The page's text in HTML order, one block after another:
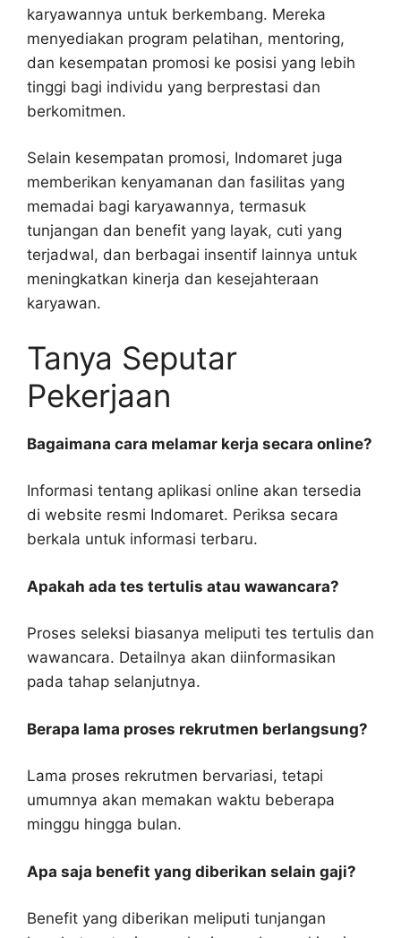
karyawannya untuk berkembang. Mereka
menyediakan program pelatihan, mentoring,
dan kesempatan promosi ke posisi yang lebih
tinggi bagi individu yang berprestasi dan
berkomitmen.
Selain kesempatan promosi, Indomaret juga
memberikan kenyamanan dan fasilitas yang
memadai bagi karyawannya, termasuk
tunjangan dan benefit yang layak, cuti yang
terjadwal, dan berbagai insentif lainnya untuk
meningkatkan kinerja dan kesejahteraan
karyawan.
Tanya Seputar
Pekerjaan
Bagaimana cara melamar kerja secara online?
Informasi tentang aplikasi online akan tersedia
di website resmi Indomaret. Periksa secara
berkala untuk informasi terbaru.
Apakah ada tes tertulis atau wawancara?
Proses seleksi biasanya meliputi tes tertulis dan
wawancara. Detailnya akan diinformasikan
pada tahap selanjutnya.
Berapa lama proses rekrutmen berlangsung?
Lama proses rekrutmen bervariasi, tetapi
umumnya akan memakan waktu beberapa
minggu hingga bulan.
Apa saja benefit yang diberikan selain gaji?
Benefit yang diberikan meliputi tunjangan